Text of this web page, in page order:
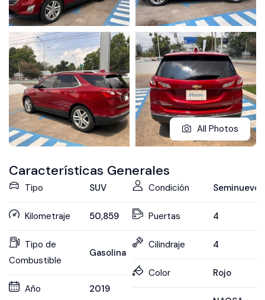
All Photos
Características Generales
Tipo SUV
Kilometraje 50,859
Tipo de
Combustible
Gasolina
Año 2019
Condición Seminuevo
Puertas 4
Cilindraje 4
Color Rojo